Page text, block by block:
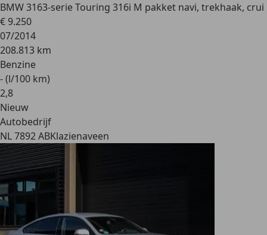
BMW 3163-serie Touring 316i M pakket navi, trekhaak, crui
€ 9.250
07/2014
208.813 km
Benzine
- (l/100 km)
2,8
Nieuw
Autobedrijf
NL 7892 ABKlazienaveen